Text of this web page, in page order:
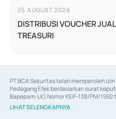
05 AUGUST 2026
DISTRIBUSI VOUCHER
TREASURI
PT BCA Sekuritas telah memperoleh
Pedagang Efek berdasarkan surat
Bapepam-LK) Nomor KEP-138/PM/1992
06/D.04/2014 tanggal 28 Februari 2014,
Efek berdasarkan surat keputusan
LIHAT SELENGKAPNYA